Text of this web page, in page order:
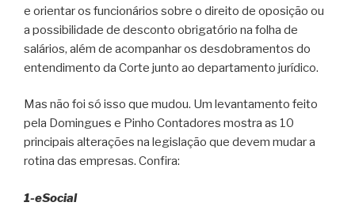
e orientar os funcionários sobre o direito de oposição ou
a possibilidade de desconto obrigatório na folha de
salários, além de acompanhar os desdobramentos do
entendimento da Corte junto ao departamento jurídico.
Mas não foi só isso que mudou. Um levantamento feito
pela Domingues e Pinho Contadores mostra as 10
principais alterações na legislação que devem mudar a
rotina das empresas. Confira:
1-eSocial